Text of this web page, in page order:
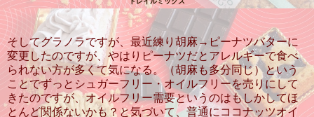
そしてグラノラですが、最近練り胡麻→ピーナツバターに
変更したのですが、やはりピーナツだとアレルギーで食べ
られない方が多くて気になる。（胡麻も多分同じ）という
ことでずっとシュガーフリー・オイルフリーを売りにして
きたのですが、オイルフリー需要というのはもしかしてほ
とんど関係ないかも？と気づいて、普通にココナッツオイ